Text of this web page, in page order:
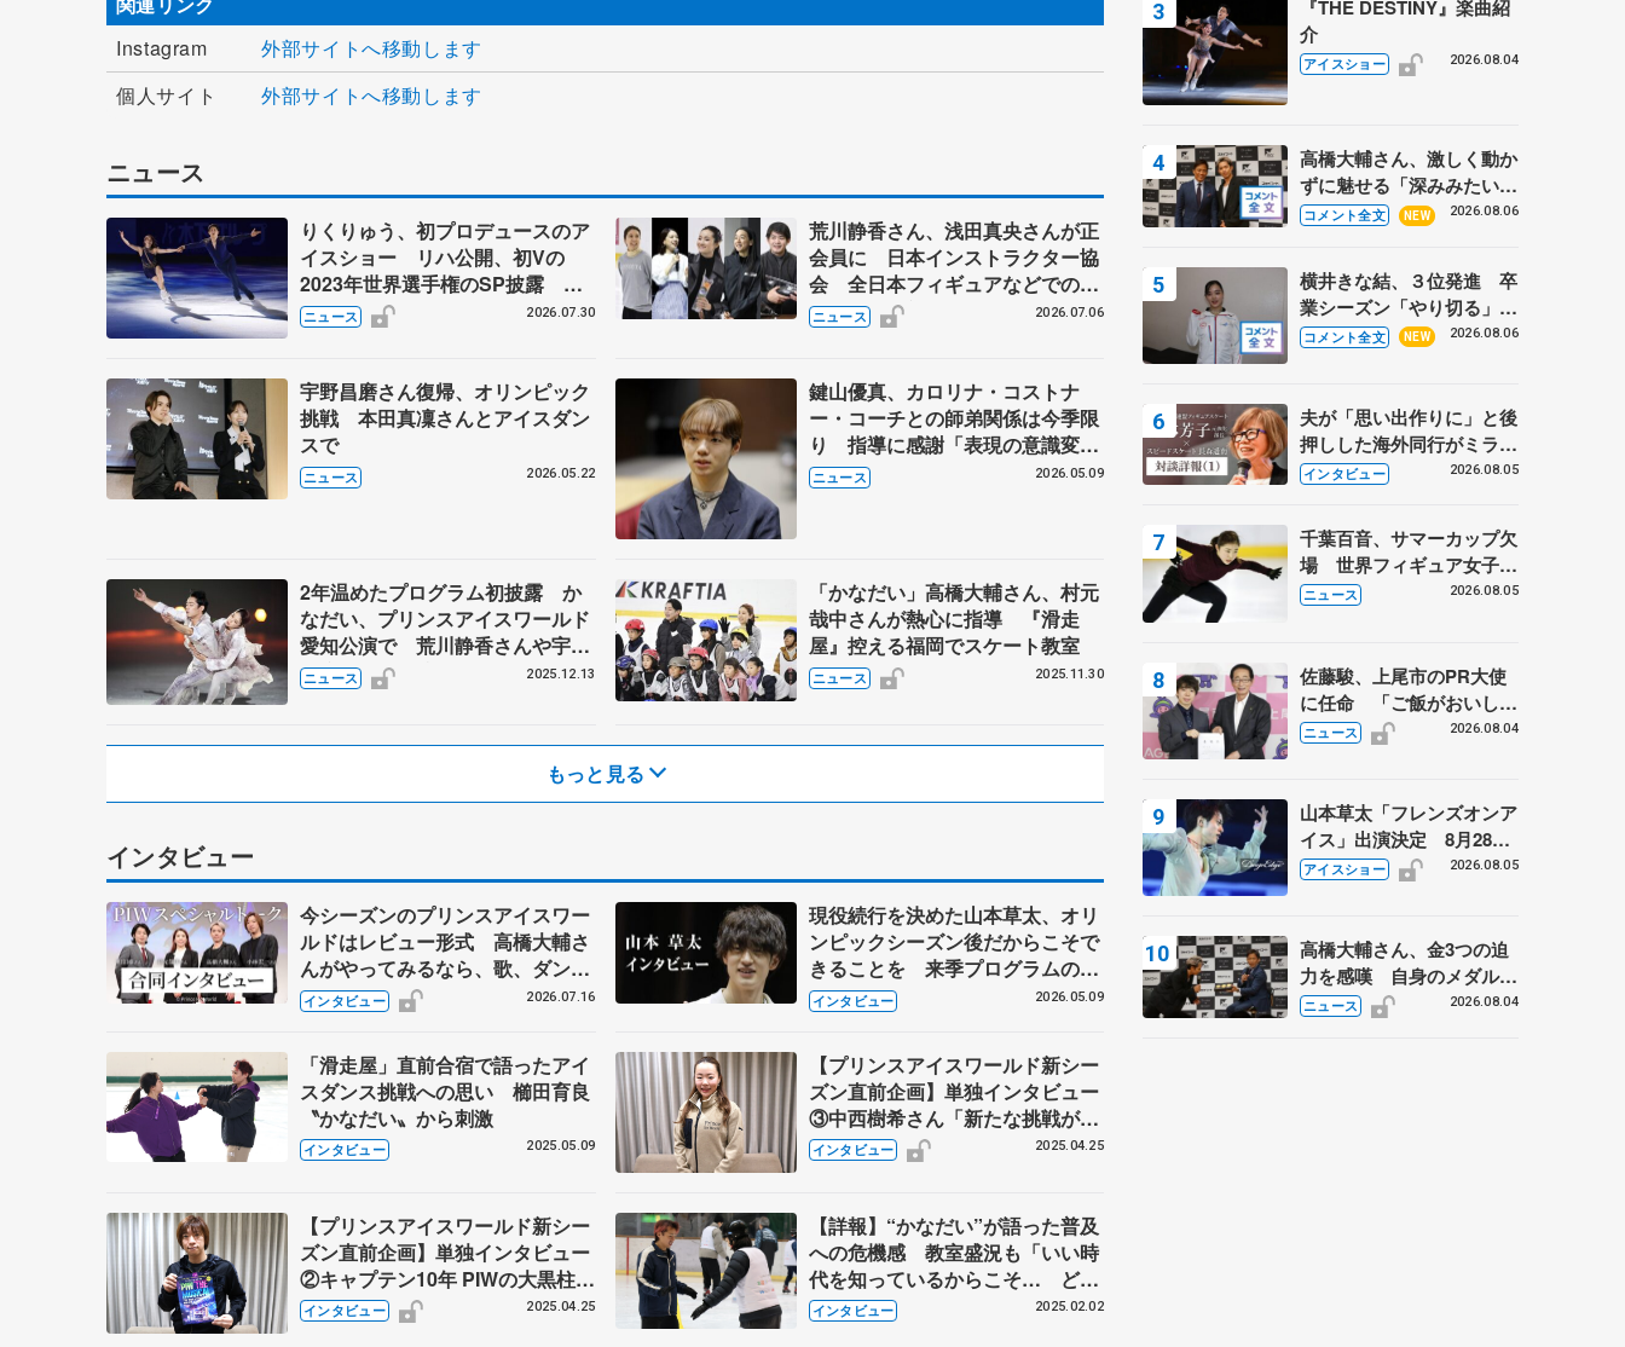
Instagram
外部サイトへ移動します
個人サイト
外部サイトへ移動します
ニュース
りくりゅう、初プロデュースのア
イスショー リハ公開、初Vの
2023年世界選手権のSP披露 ハ
ゼボロ、チョクベイら豪華メンバ
ーが来日
ニュース 2026.07.30
荒川静香さん、浅田真央さんが正
会員に 日本インストラクター協
会 全日本フィギュアなどでのコ
ーチ資格へ新たな一歩
ニュース 2026.07.06
宇野昌磨さん復帰、オリンピック
挑戦 本田真凜さんとアイスダン
スで
ニュース 2026.05.22
鍵山優真、カロリナ・コストナ
ー・コーチとの師弟関係は今季限
り 指導に感謝「表現の意識変わ
った」
ニュース 2026.05.09
2年温めたプログラム初披露 か
なだい、プリンスアイスワールド
愛知公演で 荒川静香さんや宇野
昌磨さんも出演
ニュース 2025.12.13
「かなだい」高橋大輔さん、村元
哉中さんが熱心に指導 『滑走
屋』控える福岡でスケート教室
ニュース 2025.11.30
もっと見る
インタビュー
今シーズンのプリンスアイスワー
ルドはレビュー形式 高橋大輔さ
んがやってみるなら、歌、ダン
ス、コント...？
インタビュー 2026.07.16
現役続行を決めた山本草太、オリ
ンピックシーズン後だからこそで
きることを 来季プログラムの振
り付けは？
インタビュー 2026.05.09
「滑走屋」直前合宿で語ったアイ
スダンス挑戦への思い 櫛田育良
〝かなだい〟から刺激
インタビュー 2025.05.09
【プリンスアイスワールド新シー
ズン直前企画】単独インタビュー
③中西樹希さん「新たな挑戦が相
乗効果生んでいる」 人生変えた
PIWとの出会い 活躍の場広げる
インタビュー 2025.04.25
【プリンスアイスワールド新シー
ズン直前企画】単独インタビュー
②キャプテン10年 PIWの大黒柱・
小林宏一さんの過去、現在、そし
て未来 エンタメ追求の道― 堂
インタビュー 2025.04.25
【詳報】“かなだい”が語った普及
への危機感 教室盛況も「いい時
代を知っているからこそ… どう
すれば身近に感じてもらえるか。
インタビュー 2025.02.02
『THE DESTINY』楽曲紹
介
アイスショー 2026.08.04
高橋大輔さん、激しく動か
ずに魅せる「深みみたいな
ものは出てきている？」
あい
コメント全文 NEW 2026.08.06
横井きな結、３位発進 卒
業シーズン「やり切る」
【みなとアクルス杯SP】
コメント全文 NEW 2026.08.06
夫が「思い出作りに」と後
押しした海外同行がミラノ
まで… 繁華街のリンクで
に 小林芳子さんが振り返
るスケート人生
インタビュー 2026.08.05
千葉百音、サマーカップ欠
場 世界フィギュア女子2
位
ニュース 2026.08.05
佐藤駿、上尾市のPR大使
に任命 「ご飯がおいし
く、住みやすいのが魅力」
ニュース 2026.08.04
山本草太「フレンズオンア
イス」出演決定 8月28日
（金）2公演のみ 荒川静
アイスショー 2026.08.05
高橋大輔さん、金3つの迫
力を感嘆 自身のメダルは
「どちらに？」 〝リス兄
ニュース 2026.08.04